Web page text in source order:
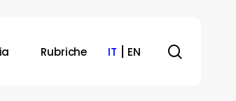
Rubriche IT EN